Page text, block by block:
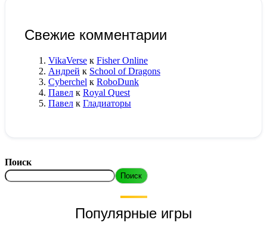
Свежие комментарии
VikaVerse к Fisher Online
Андрей к School of Dragons
Cyberchel к RoboDunk
Павел к Royal Quest
Павел к Гладиаторы
Поиск
Поиск
Популярные игры